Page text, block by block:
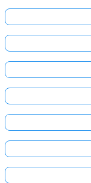
題
提
出
您
的
第
一
個
問
題